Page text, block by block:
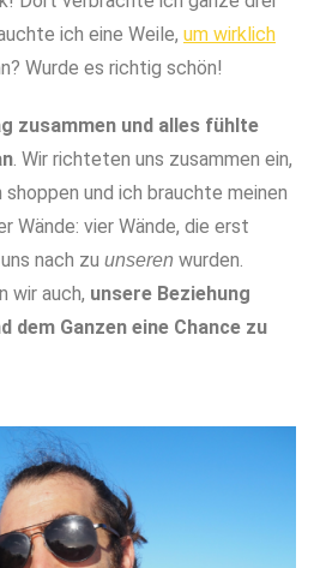
ich eine Weile, um wirklich
Wurde es richtig schön!
zusammen und alles fühlte
. Wir richteten uns zusammen ein,
und ich brauchte meinen
Wände: vier Wände, die erst
nach zu unseren wurden.
wir auch, unsere Beziehung
dem Ganzen eine Chance zu